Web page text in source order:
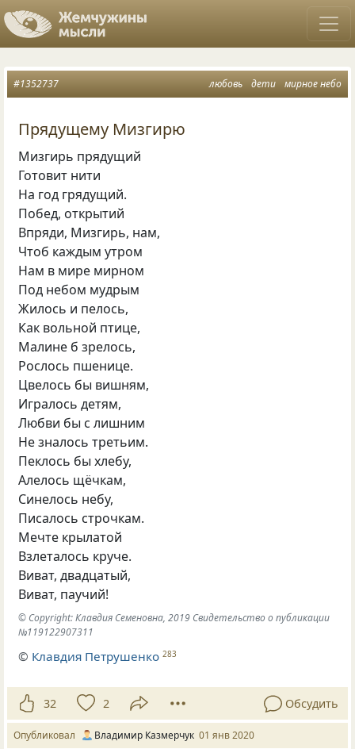
любовь дети мирное небо
#1352737
Прядущему Мизгирю
Мизгирь прядущий
Готовит нити
На год грядущий.
Побед, открытий
Впряди, Мизгирь, нам,
Чтоб каждым утром
Нам в мире мирном
Под небом мудрым
Жилось и пелось,
Как вольной птице,
Малине б зрелось,
Рослось пшенице.
Цвелось бы вишням,
Игралось детям,
Любви бы с лишним
Не зналось третьим.
Пеклось бы хлебу,
Алелось щёчкам,
Синелось небу,
Писалось строчкам.
Мечте крылатой
Взлеталось круче.
Виват, двадцатый,
Виват, паучий!
© Copyright: Клавдия Семеновна, 2019 Свидетельство о публикации
№119122907311
© Клавдия Петрушенко 283
32 2 Обсудить
Опубликовал Владимир Казмерчук 01 янв 2020